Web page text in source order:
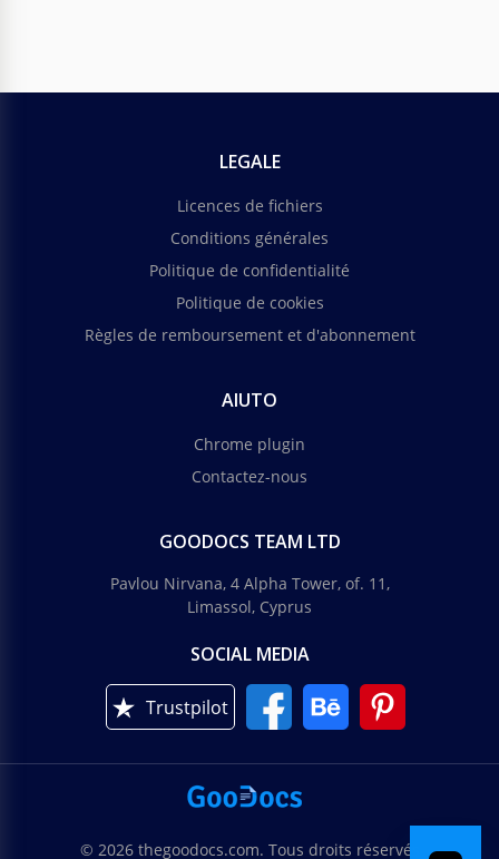
LEGALE
Licences de fichiers
Conditions générales
Politique de confidentialité
Politique de cookies
Règles de remboursement et d'abonnement
AIUTO
Chrome plugin
Contactez-nous
GOODOCS TEAM LTD
Pavlou Nirvana, 4 Alpha Tower, of. 11,
Limassol, Cyprus
SOCIAL MEDIA
Trustpilot
© 2026 thegoodocs.com. Tous droits réservés